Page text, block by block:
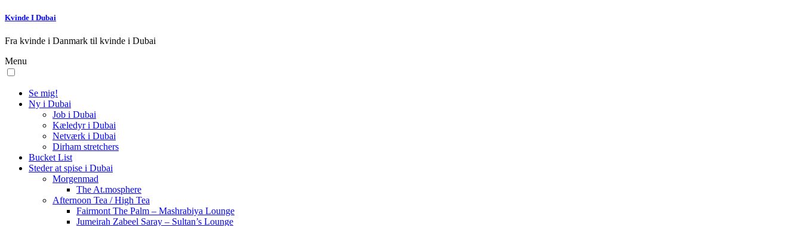
Kvinde I Dubai
Fra kvinde i Danmark til kvinde i Dubai
Menu
Se mig!
Ny i Dubai
Job i Dubai
Kæledyr i Dubai
Netværk i Dubai
Dirham stretchers
Bucket List
Steder at spise i Dubai
Morgenmad
The At.mosphere
Afternoon Tea / High Tea
Fairmont The Palm – Mashrabiya Lounge
Jumeirah Zabeel Saray – Sultan’s Lounge